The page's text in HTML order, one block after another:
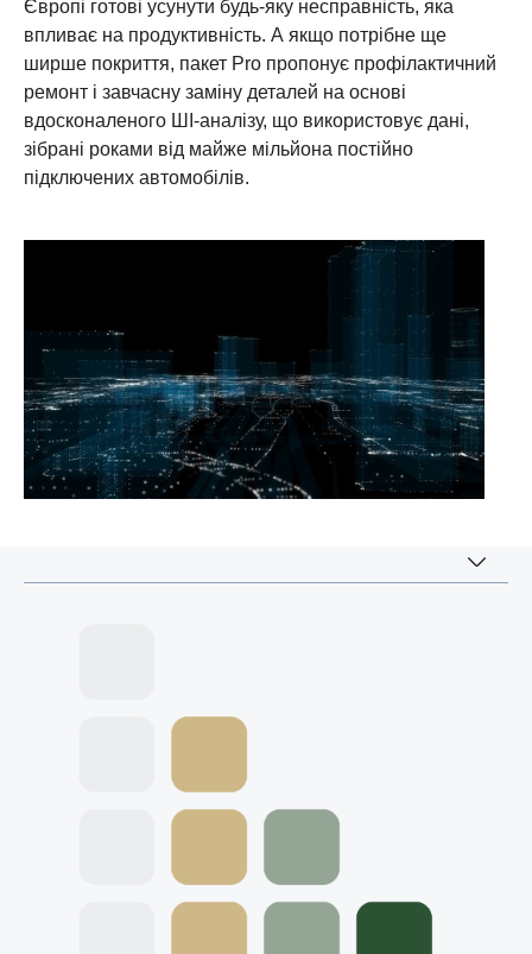
Європі готові усунути будь-яку несправність, яка
впливає на продуктивність. А якщо потрібне ще
ширше покриття, пакет Pro пропонує профілактичний
ремонт і завчасну заміну деталей на основі
вдосконаленого ШІ-аналізу, що використовує дані,
зібрані роками від майже мільйона постійно
підключених автомобілів.